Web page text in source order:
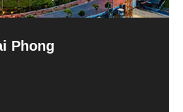
Phong